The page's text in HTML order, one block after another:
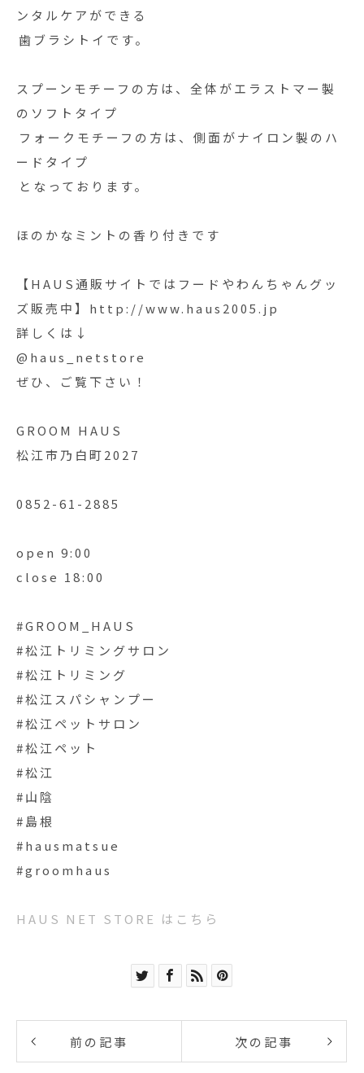
ンタルケアができる⁡
⁡歯ブラシトイです。
スプーンモチーフの方は、全体がエラストマー製
のソフトタイプ
⁡フォークモチーフの方は、側面がナイロン製のハ
ードタイプ⁡
⁡となっております。
ほのかなミントの香り付きです
【HAUS通販サイトではフードやわんちゃんグッ
ズ販売中】http://www.haus2005.jp
詳しくは↓
@haus_netstore
ぜひ、ご覧下さい！
GROOM HAUS
松江市乃白町2027
0852-61-2885
open 9:00
close 18:00
#GROOM_HAUS
#松江トリミングサロン
#松江トリミング
#松江スパシャンプー
#松江ペットサロン
#松江ペット
#松江
#山陰
#島根
#hausmatsue
#groomhaus
HAUS NET STORE はこちら
前の記事 次の記事